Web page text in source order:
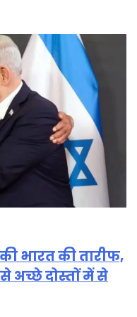
भारत की तारीफ,
अच्छे दोस्तों में से